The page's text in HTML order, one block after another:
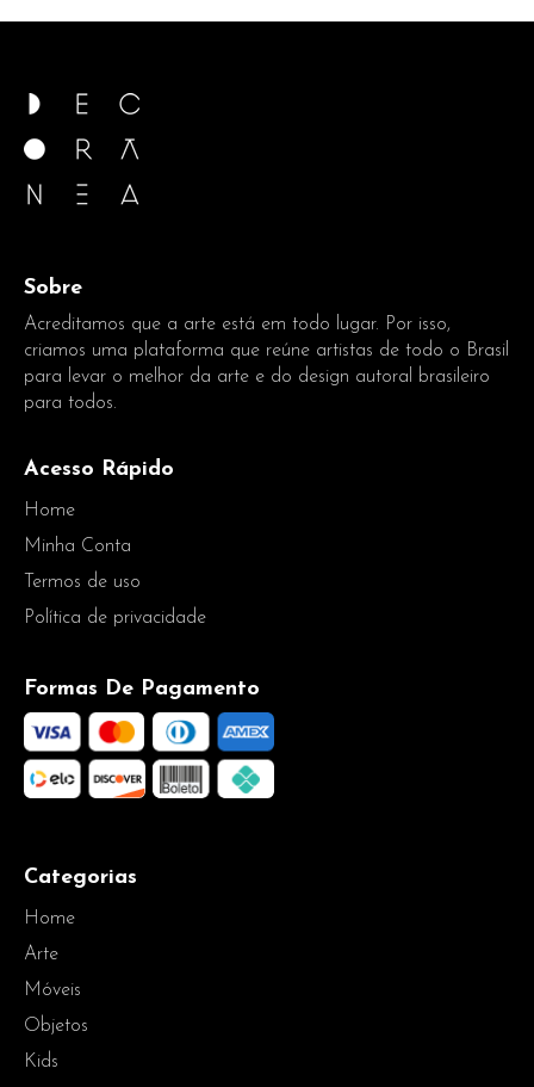
Sobre
Acreditamos que a arte está em todo lugar. Por isso,
criamos uma plataforma que reúne artistas de todo o Brasil
para levar o melhor da arte e do design autoral brasileiro
para todos.
Acesso Rápido
Home
Minha Conta
Termos de uso
Política de privacidade
Formas De Pagamento
Categorias
Home
Arte
Móveis
Objetos
Kids